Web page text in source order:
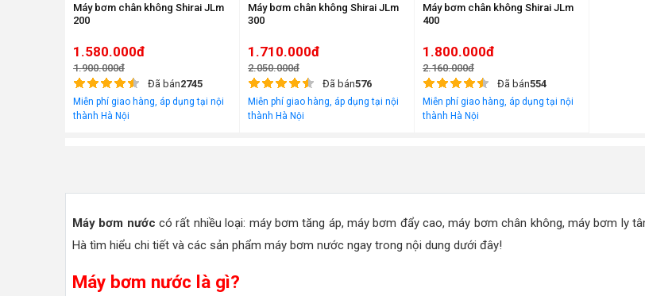
Máy bơm chân không Shirai JLm
200
1.580.000đ
1.900.000đ
Đã bán2745
Miễn phí giao hàng, áp dụng tại nội
thành Hà Nội
Máy bơm chân không Shirai JLm
300
1.710.000đ
2.050.000đ
Đã bán576
Miễn phí giao hàng, áp dụng tại nội
thành Hà Nội
Máy bơm chân không Shirai JLm
400
1.800.000đ
2.160.000đ
Đã bán554
Miễn phí giao hàng, áp dụng tại nội
thành Hà Nội
Máy bơm nước có rất nhiều loại: máy bơm tăng áp, máy bơm đẩy cao, máy bơm chân không, máy bơm ly
Hà tìm hiểu chi tiết và các sản phẩm máy bơm nước ngay trong nội dung dưới đây!
Máy bơm nước là gì?